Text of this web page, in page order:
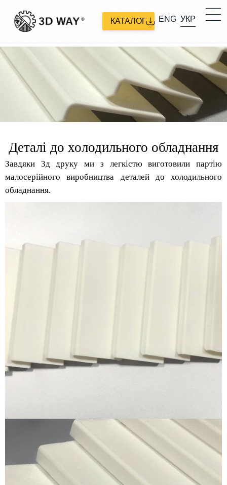
КАТАЛОГ ENG УКР
Деталі до холодильного обладнання
​Завдяки 3д друку ми з легкістю виготовили партію
малосерійного виробництва деталей до холодильного
обладнання.